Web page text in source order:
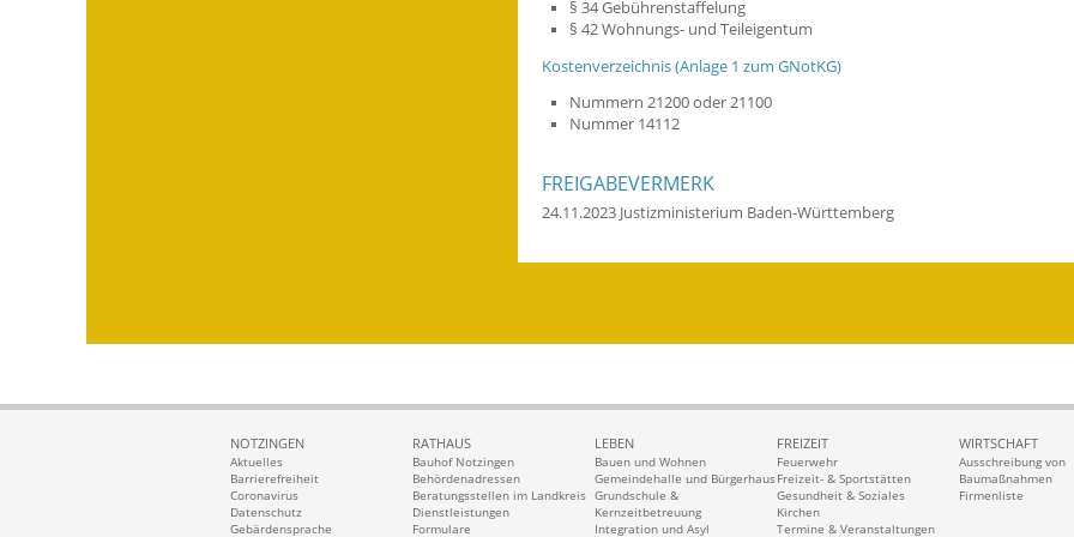
§ 34 Gebührenstaffelung
§ 42 Wohnungs- und Teileigentum
Kostenverzeichnis (Anlage 1 zum GNotKG)
Nummern 21200 oder 21100
Nummer 14112
FREIGABEVERMERK
24.11.2023 Justizministerium Baden-Württemberg
NOTZINGEN
Aktuelles
Barrierefreiheit
Coronavirus
Datenschutz
Gebärdensprache
RATHAUS
Bauhof Notzingen
Behördenadressen
Beratungsstellen im Landkreis
Dienstleistungen
Formulare
LEBEN
Bauen und Wohnen
Gemeindehalle und Bürgerhaus
Grundschule &
Kernzeitbetreuung
Integration und Asyl
FREIZEIT
Feuerwehr
Freizeit- & Sportstätten
Gesundheit & Soziales
Kirchen
Termine & Veranstaltungen
WIRTSCHAFT
Ausschreibung von
Baumaßnahmen
Firmenliste